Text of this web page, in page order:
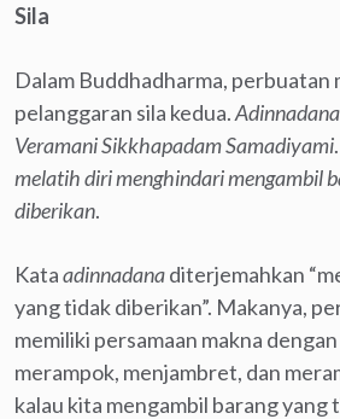
Sila
Dalam Buddhadharma, perbuatan
pelanggaran sila kedua.Adinnadana
Veramani Sikkhapadam Samadiyami.
melatih diri menghindari mengambil
diberikan.
Kataadinnadanaditerjemahkan
yang tidak diberikan”. Makanya,
memiliki persamaan makna
merampok, menjambret, dan
kalau kita mengambil barang yang